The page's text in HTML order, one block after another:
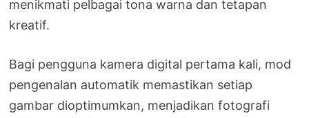
menikmati pelbagai tona warna dan tetapan
kreatif.
Bagi pengguna kamera digital pertama kali, mod
pengenalan automatik memastikan setiap
gambar dioptimumkan, menjadikan fotografi